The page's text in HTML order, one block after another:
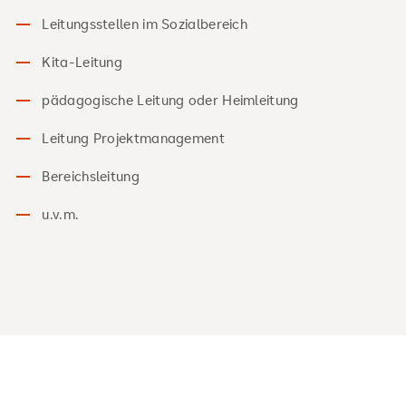
Leitungsstellen im Sozialbereich
Kita-Leitung
pädagogische Leitung oder Heimleitung
Leitung Projektmanagement
Bereichsleitung
u.v.m.